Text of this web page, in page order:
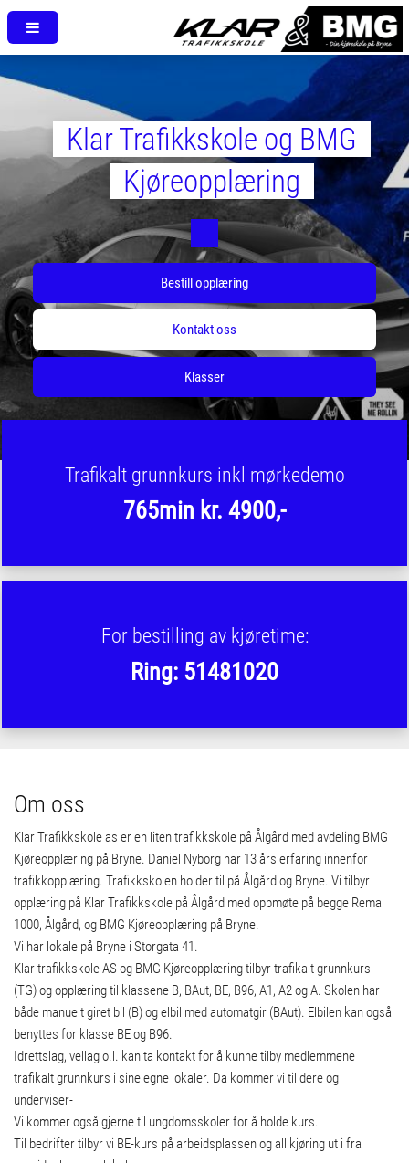
Klar Trafikkskole og BMG
Kjøreopplæring
Bestill opplæring
Kontakt oss
Klasser
Trafikalt grunnkurs inkl mørkedemo
765min kr. 4900,-
For bestilling av kjøretime:
Ring: 51481020
Om oss
Klar Trafikkskole as er en liten trafikkskole på Ålgård med avdeling BMG
Kjøreopplæring på Bryne. Daniel Nyborg har 13 års erfaring innenfor
trafikkopplæring. Trafikkskolen holder til på Ålgård og Bryne. Vi tilbyr
opplæring på Klar Trafikkskole på Ålgård med oppmøte på begge Rema
1000, Ålgård, og BMG Kjøreopplæring på Bryne.
Vi har lokale på Bryne i Storgata 41.
Klar trafikkskole AS og BMG Kjøreopplæring tilbyr trafikalt grunnkurs
(TG) og opplæring til klassene B, BAut, BE, B96, A1, A2 og A. Skolen har
både manuelt giret bil (B) og elbil med automatgir (BAut). Elbilen kan også
benyttes for klasse BE og B96.
Idrettslag, vellag o.l. kan ta kontakt for å kunne tilby medlemmene
trafikalt grunnkurs i sine egne lokaler. Da kommer vi til dere og
underviser-
Vi kommer også gjerne til ungdomsskoler for å holde kurs.
Til bedrifter tilbyr vi BE-kurs på arbeidsplassen og all kjøring ut i fra